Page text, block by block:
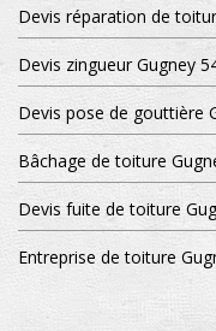
Devis réparation de
Devis zingueur Gugney
Devis pose de gouttière
Bâchage de toiture
Devis fuite de toiture
Entreprise de toiture